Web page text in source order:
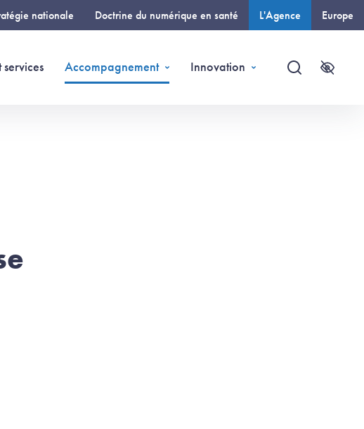
nationale Doctrine du numérique en santé L'Agence Europe
services Accompagnement Innovation
Recherche